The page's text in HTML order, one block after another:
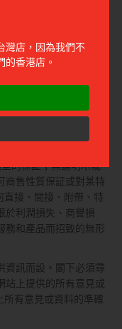
自然人使用及進入。
協議、產品、售賣物
何種類的媒介或電
人而設。請參照下列
的保証；無論明示或
商售性質保証或對某特
接、間接、附帶、特
於利潤損失、商譽損
務和產品而招致的無形
資訊而設。閣下必須尋
站上提供的所有意見或
有意見或資料的準確
灣店，因為我們不
香港店。